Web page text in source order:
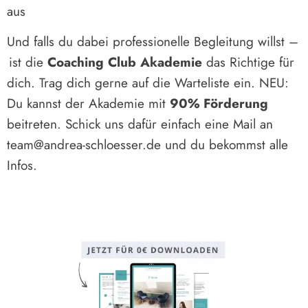
aus
Und falls du dabei professionelle Begleitung willst –
ist die Coaching Club Akademie das Richtige für
dich. Trag dich gerne auf die Warteliste ein. NEU:
Du kannst der Akademie mit 90% Förderung
beitreten. Schick uns dafür einfach eine Mail an
team@andrea-schloesser.de und du bekommst alle
Infos.